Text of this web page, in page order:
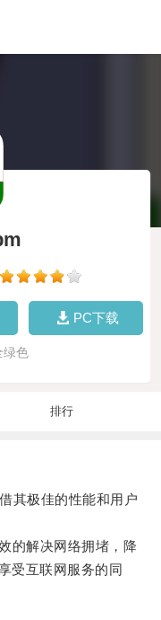
PC下载
绿色
排行
极佳的性能和用户
解决网络拥堵，降
受互联网服务的同